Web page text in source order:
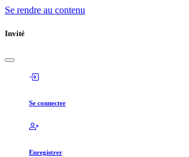
Se rendre au contenu
Invité
Se connecter
Enregistrer